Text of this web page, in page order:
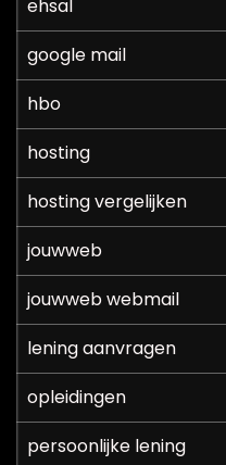
ehsal
google mail
hbo
hosting
hosting vergelijken
jouwweb
jouwweb webmail
lening aanvragen
opleidingen
persoonlijke lening